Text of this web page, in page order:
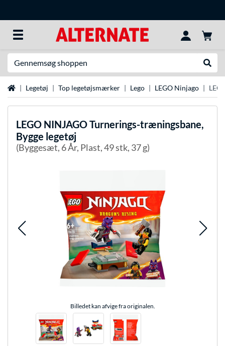
StartsideLegetøj Top legetøjsmærker Lego LEGO Ninjago
LEGO NINJAGO Turnerings-træningsbane,
Bygge legetøj
(Byggesæt, 6 År, Plast, 49 stk, 37 g)
Billedet kan afvige fra originalen.